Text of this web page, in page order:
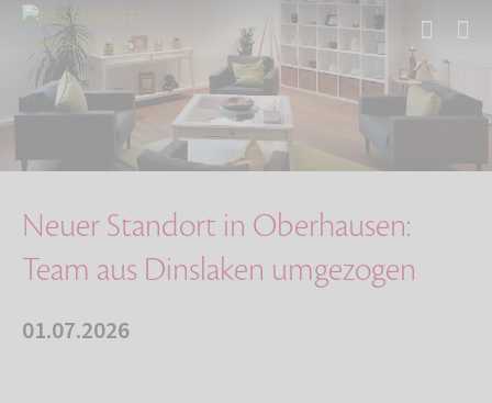
Start Über uns
Aktuelles
Neuer Standort in Oberhausen: Team aus Dinsla…
Neuer Standort in Oberhausen:
Team aus Dinslaken umgezogen
01.07.2026